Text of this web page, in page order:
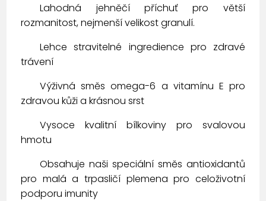
Lahodná jehněčí příchuť pro větší
rozmanitost, nejmenší velikost granulí.
Lehce stravitelné ingredience pro zdravé
trávení
Výživná směs omega-6 a vitamínu E pro
zdravou kůži a krásnou srst
Vysoce kvalitní bílkoviny pro svalovou
hmotu
Obsahuje naši speciální směs antioxidantů
pro malá a trpasličí plemena pro celoživotní
podporu imunity